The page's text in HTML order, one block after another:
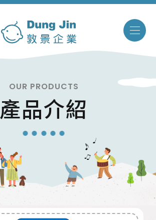
OUR PRODUCTS
產品介紹